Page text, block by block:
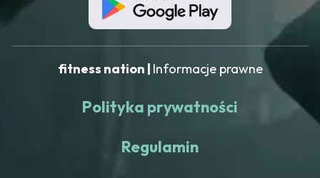
fitness nation | Informacje prawne
Polityka prywatności
Regulamin